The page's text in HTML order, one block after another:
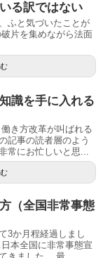
る訳ではない
ふと気づいたことが
片を集めながら法面
識を手に入れる
き方改革が叫ばれる
記事の読者層のよう
常にお忙しいと思...
（全国非常事態
3か月程経過しまし
本全国に非常事態宣